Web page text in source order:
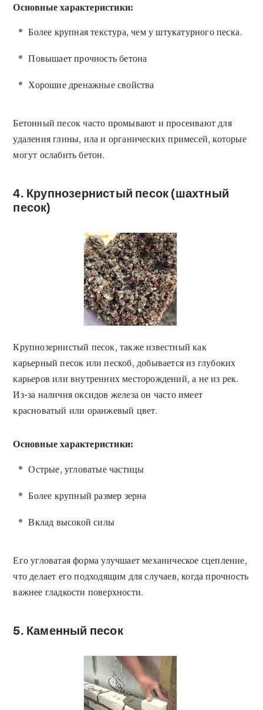
Основные характеристики:
Более крупная текстура, чем у штукатурного песка.
Повышает прочность бетона
Хорошие дренажные свойства
Бетонный песок часто промывают и просеивают для
удаления глины, ила и органических примесей, которые
могут ослабить бетон.
4. Крупнозернистый песок (шахтный
песок)
Крупнозернистый песок, также известный как
карьерный песок или пескоб, добывается из глубоких
карьеров или внутренних месторождений, а не из рек.
Из-за наличия оксидов железа он часто имеет
красноватый или оранжевый цвет.
Основные характеристики:
Острые, угловатые частицы
Более крупный размер зерна
Вклад высокой силы
Его угловатая форма улучшает механическое сцепление,
что делает его подходящим для случаев, когда прочность
важнее гладкости поверхности.
5. Каменный песок